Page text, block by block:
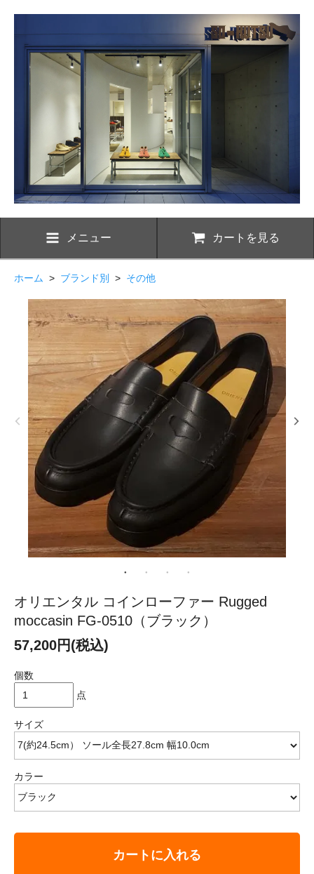
メニュー カートを見る
ホーム > ブランド別 > その他
オリエンタル コインローファー Rugged
moccasin FG-0510（ブラック）
57,200円(税込)
個数
点
サイズ
カラー
カートに入れる